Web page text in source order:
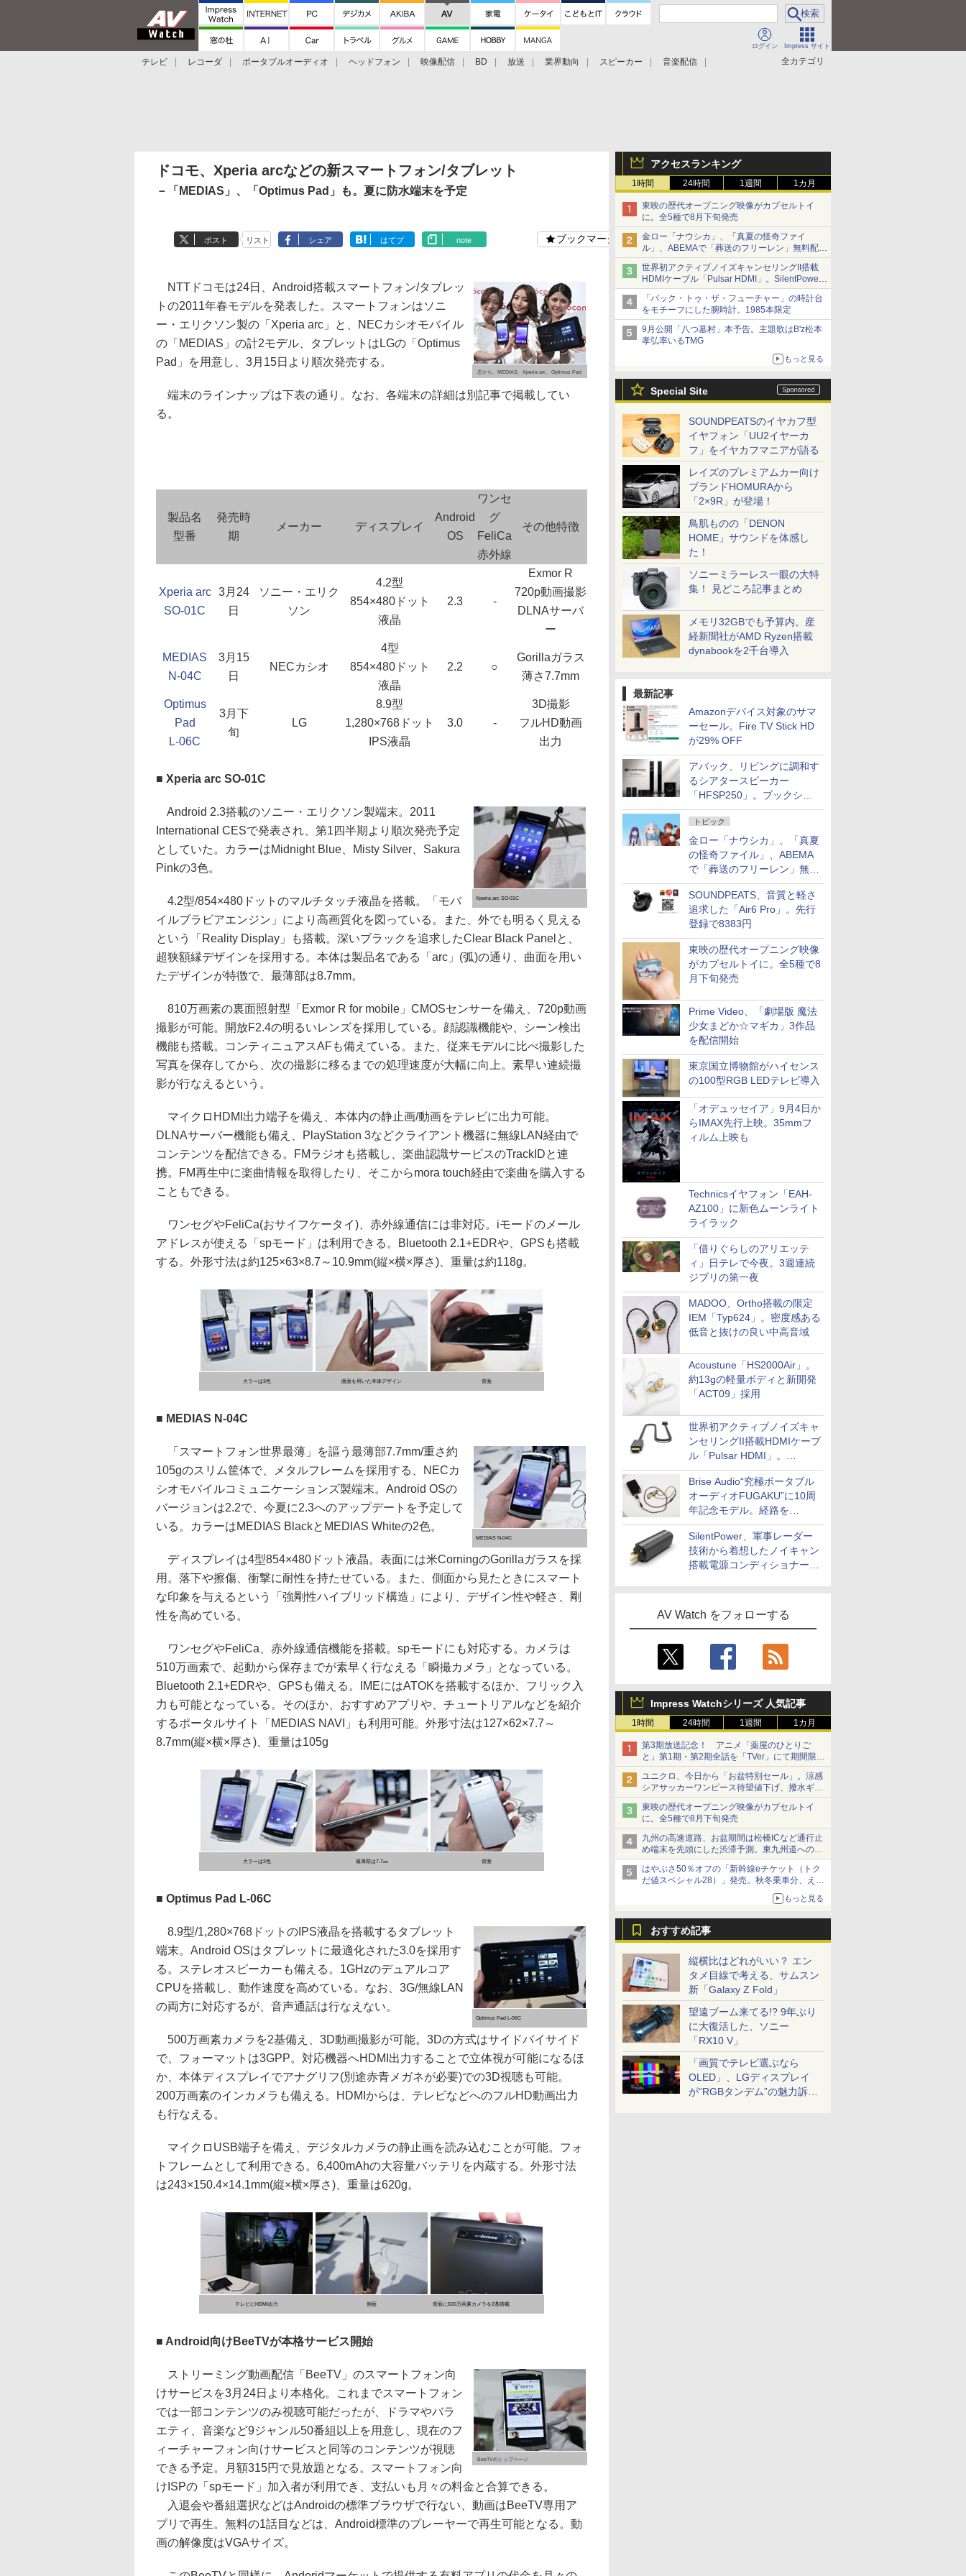
ログイン Impress サイト
全カテゴリ
テレビ レコーダ ポータブルオーディオ ヘッドフォン 映像配信 BD 放送 業界動向 スピーカー
音楽配信
アクセスランキング
1時間 24時間 1週間 1カ月
東映の歴代オープニング映像がカプセルトイ
に。全5種で8月下旬発売
金ロー「ナウシカ」、「真夏の怪奇ファイ
ル」、ABEMAで「葬送のフリーレン」無料配信
など。夏の特番・配信情報
世界初アクティブノイズキャンセリングII搭載
HDMIケーブル「Pulsar HDMI」。SilentPower
から
「バック・トゥ・ザ・フューチャー」の時計台
をモチーフにした腕時計。1985本限定
9月公開「八つ墓村」本予告。主題歌はB'z松本
孝弘率いるTMG
もっと見る
Special Site
SOUNDPEATSのイヤカフ型
イヤフォン「UU2イヤーカ
フ」をイヤカフマニアが語る
レイズのプレミアムカー向け
ブランドHOMURAから
「2×9R」が登場！
鳥肌ものの「DENON
HOME」サウンドを体感し
た！
ソニーミラーレス一眼の大特
集！ 見どころ記事まとめ
メモリ32GBでも予算内。産
経新聞社がAMD Ryzen搭載
dynabookを2千台導入
最新記事
Amazonデバイス対象のサマ
ーセール。Fire TV Stick HD
が29% OFF
アバック、リビングに調和す
るシアタースピーカー
「HFSP250」。ブックシェ
ルフはペア3万円以下
トピック
金ロー「ナウシカ」、「真夏
の怪奇ファイル」、ABEMA
で「葬送のフリーレン」無料
配信など。夏の特番・配信情
報
SOUNDPEATS、音質と軽さ
追求した「Air6 Pro」。先行
登録で8383円
東映の歴代オープニング映像
がカプセルトイに。全5種で8
月下旬発売
Prime Video、「劇場版 魔法
少女まどか☆マギカ」3作品
を配信開始
東京国立博物館がハイセンス
の100型RGB LEDテレビ導入
「オデュッセイア」9月4日か
らIMAX先行上映。35mmフ
ィルム上映も
Technicsイヤフォン「EAH-
AZ100」に新色ムーンライト
ライラック
「借りぐらしのアリエッテ
ィ」日テレで今夜。3週連続
ジブリの第一夜
MADOO、Ortho搭載の限定
IEM「Typ624」。密度感ある
低音と抜けの良い中高音域
Acoustune「HS2000Air」。
約13gの軽量ボディと新開発
「ACT09」採用
世界初アクティブノイズキャ
ンセリングII搭載HDMIケーブ
ル「Pulsar HDMI」。
SilentPowerから
Brise Audio“究極ポータブル
オーディオFUGAKU”に10周
年記念モデル。経路を
NISHIKIで統一。400万円
SilentPower、軍事レーダー
技術から着想したノイキャン
搭載電源コンディショナー
AV Watch をフォローする
Impress Watchシリーズ 人気記事
1時間 24時間 1週間 1カ月
第3期放送記念！ アニメ「薬屋のひとりご
と」第1期・第2期全話を「TVer」にて期間限定
で順次無料配信開始
ユニクロ、今日から「お盆特別セール」。涼感
シアサッカーワンピース待望値下げ、撥水ギア
ショーツは1990円に
東映の歴代オープニング映像がカプセルトイ
に。全5種で8月下旬発売
九州の高速道路、お盆期間は松橋ICなど通行止
め端末を先頭にした渋滞予測。東九州道への迂
回は料金調整を実施
はやぶさ50％オフの「新幹線eチケット（トク
だ値スペシャル28）」発売。秋冬乗車分、えき
もっと見る
おすすめ記事
縦横比はどれがいい？ エン
タメ目線で考える、サムスン
新「Galaxy Z Fold」
望遠ブーム来てる!? 9年ぶり
に大復活した、ソニー
「RX10 V」
「画質でテレビ選ぶなら
OLED」、LGディスプレイ
が“RGBタンデム”の魅力訴
ドコモ、Xperia arcなどの新スマートフォン/タブレット
－「MEDIAS」、「Optimus Pad」も。夏に防水端末を予定
ポスト リスト シェア はてブ note ブックマーク
左から、MEDIAS、Xperia arc、Optimus Pad
NTTドコモは24日、Android搭載スマートフォン/タブレッ
トの2011年春モデルを発表した。スマートフォンはソニ
ー・エリクソン製の「Xperia arc」と、NECカシオモバイル
の「MEDIAS」の計2モデル、タブレットはLGの「Optimus
Pad」を用意し、3月15日より順次発売する。
端末のラインナップは下表の通り。なお、各端末の詳細は別記事で掲載してい
る。
製品名
型番
発売時
期
メーカー ディスプレイ
Android
OS
ワンセ
グ
FeliCa
赤外線
その他特徴
Xperia arc
SO-01C
3月24
日
ソニー・エリク
ソン
4.2型
854×480ドット
液晶
2.3 -
Exmor R
720p動画撮影
DLNAサーバ
ー
MEDIAS
N-04C
3月15
日
NECカシオ
4型
854×480ドット
液晶
2.2 ○
Gorillaガラス
薄さ7.7mm
Optimus
Pad
L-06C
3月下
旬
LG
8.9型
1,280×768ドット
IPS液晶
3.0 -
3D撮影
フルHD動画
出力
■ Xperia arc SO-01C
Xperia arc SO-01C
Android 2.3搭載のソニー・エリクソン製端末。2011
International CESで発表され、第1四半期より順次発売予定
としていた。カラーはMidnight Blue、Misty Silver、Sakura
Pinkの3色。
4.2型/854×480ドットのマルチタッチ液晶を搭載。「モバ
イルブラビアエンジン」により高画質化を図っている。また、外でも明るく見える
という「Reality Display」も搭載。深いブラックを追求したClear Black Panelと、
超狭額縁デザインを採用する。本体は製品名である「arc」(弧)の通り、曲面を用い
たデザインが特徴で、最薄部は8.7mm。
810万画素の裏面照射型「Exmor R for mobile」CMOSセンサーを備え、720p動画
撮影が可能。開放F2.4の明るいレンズを採用している。顔認識機能や、シーン検出
機能も搭載。コンティニュアスAFも備えている。また、従来モデルに比べ撮影した
写真を保存してから、次の撮影に移るまでの処理速度が大幅に向上。素早い連続撮
影が行なえるという。
マイクロHDMI出力端子を備え、本体内の静止画/動画をテレビに出力可能。
DLNAサーバー機能も備え、PlayStation 3などクライアント機器に無線LAN経由で
コンテンツを配信できる。FMラジオも搭載し、楽曲認識サービスのTrackIDと連
携。FM再生中に楽曲情報を取得したり、そこからmora touch経由で楽曲を購入する
こともできる。
ワンセグやFeliCa(おサイフケータイ)、赤外線通信には非対応。iモードのメール
アドレスが使える「spモード」は利用できる。Bluetooth 2.1+EDRや、GPSも搭載
する。外形寸法は約125×63×8.7～10.9mm(縦×横×厚さ)、重量は約118g。
カラーは3色 曲面を用いた本体デザイン 背面
■ MEDIAS N-04C
MEDIAS N-04C
「スマートフォン世界最薄」を謳う最薄部7.7mm/重さ約
105gのスリム筐体で、メタルフレームを採用する、NECカ
シオモバイルコミュニケーションズ製端末。Android OSの
バージョンは2.2で、今夏に2.3へのアップデートを予定して
いる。カラーはMEDIAS BlackとMEDIAS Whiteの2色。
ディスプレイは4型854×480ドット液晶。表面には米CorningのGorillaガラスを採
用。落下や擦傷、衝撃に耐性を持たせている。また、側面から見たときにスマート
な印象を与えるという「強剛性ハイブリッド構造」により、デザイン性や軽さ、剛
性を高めている。
ワンセグやFeliCa、赤外線通信機能を搭載。spモードにも対応する。カメラは
510万画素で、起動から保存までが素早く行なえる「瞬撮カメラ」となっている。
Bluetooth 2.1+EDRや、GPSも備える。IMEにはATOKを搭載するほか、フリック入
力も可能となっている。そのほか、おすすめアプリや、チュートリアルなどを紹介
するポータルサイト「MEDIAS NAVI」も利用可能。外形寸法は127×62×7.7～
8.7mm(縦×横×厚さ)、重量は105g
カラーは2色 最薄部は7.7㎜ 背面
■ Optimus Pad L-06C
Optimus Pad L-06C
8.9型/1,280×768ドットのIPS液晶を搭載するタブレット
端末。Android OSはタブレットに最適化された3.0を採用す
る。ステレオスピーカーも備える。1GHzのデュアルコア
CPUを搭載し、動作速度を高めている。なお、3G/無線LAN
の両方に対応するが、音声通話は行なえない。
500万画素カメラを2基備え、3D動画撮影が可能。3Dの方式はサイドバイサイド
で、フォーマットは3GPP。対応機器へHDMI出力することで立体視が可能になるほ
か、本体ディスプレイでアナグリフ(別途赤青メガネが必要)での3D視聴も可能。
200万画素のインカメラも備える。HDMIからは、テレビなどへのフルHD動画出力
も行なえる。
マイクロUSB端子を備え、デジタルカメラの静止画を読み込むことが可能。フォ
トフレームとして利用できる。6,400mAhの大容量バッテリを内蔵する。外形寸法
は243×150.4×14.1mm(縦×横×厚さ)、重量は620g。
テレビにHDMI出力 側面 背面に500万画素カメラを2基搭載
■ Android向けBeeTVが本格サービス開始
BeeTVのトップページ
ストリーミング動画配信「BeeTV」のスマートフォン向
けサービスを3月24日より本格化。これまでスマートフォン
では一部コンテンツのみ視聴可能だったが、ドラマやバラ
エティ、音楽など9ジャンル50番組以上を用意し、現在のフ
ィーチャーフォン向けサービスと同等のコンテンツが視聴
できる予定。月額315円で見放題となる。スマートフォン向
けISPの「spモード」加入者が利用でき、支払いも月々の料金と合算できる。
入退会や番組選択などはAndroidの標準ブラウザで行ない、動画はBeeTV専用ア
プリで再生。無料の1話目などは、Android標準のプレーヤーで再生可能となる。動
画の解像度はVGAサイズ。